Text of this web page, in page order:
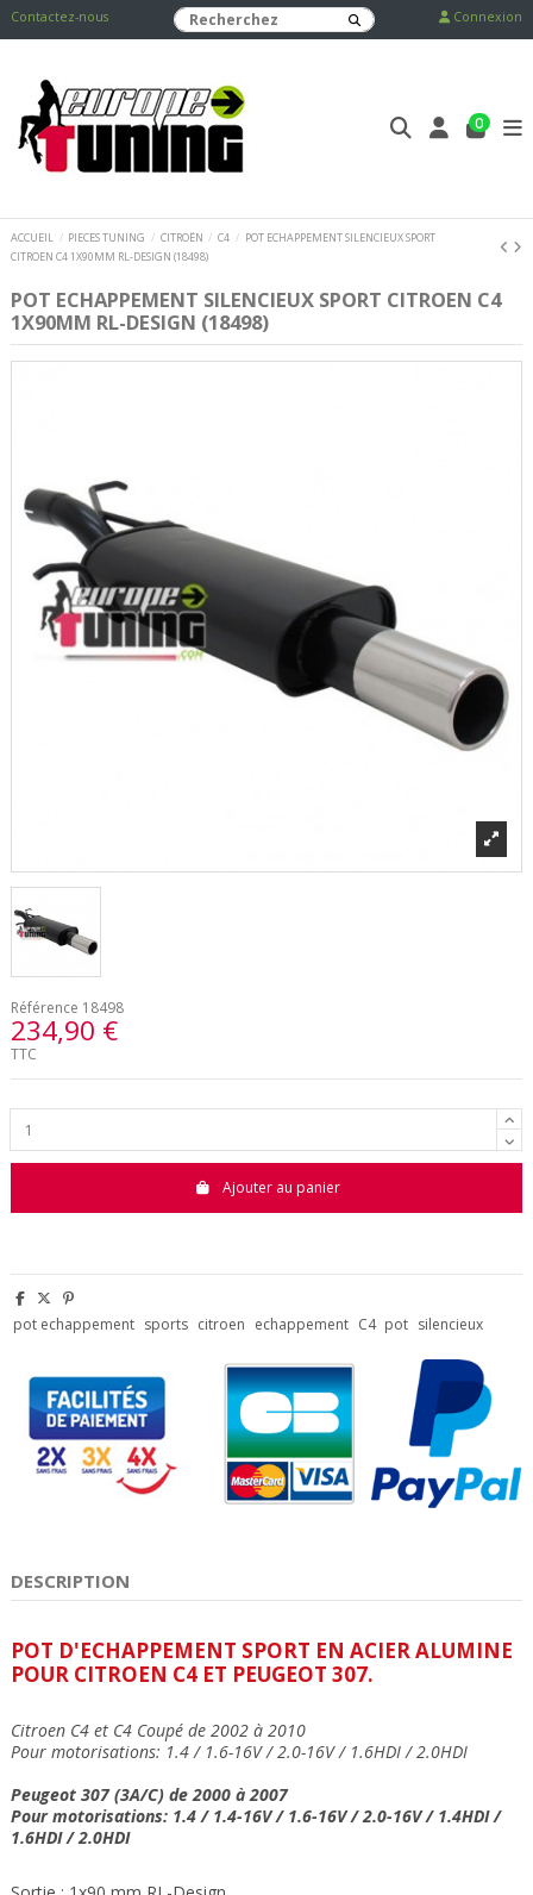
Contactez-nous Connexion
0
ACCUEIL PIECES TUNING CITROËN C4
POT ECHAPPEMENT SILENCIEUX SPORT
CITROEN C4 1X90MM RL-DESIGN (18498)
POT ECHAPPEMENT SILENCIEUX SPORT CITROEN C4
1X90MM RL-DESIGN (18498)
Référence 18498
234,90 €
TTC
Ajouter au panier
pot echappement sports citroen echappement C4 pot silencieux
DESCRIPTION
POT D'ECHAPPEMENT SPORT EN ACIER ALUMINE
POUR CITROEN C4 ET PEUGEOT 307.
Citroen C4 et C4 Coupé de 2002 à 2010
Pour motorisations: 1.4 / 1.6-16V / 2.0-16V / 1.6HDI / 2.0HDI
Peugeot 307 (3A/C) de 2000 à 2007
Pour motorisations: 1.4 / 1.4-16V / 1.6-16V / 2.0-16V / 1.4HDI /
1.6HDI / 2.0HDI